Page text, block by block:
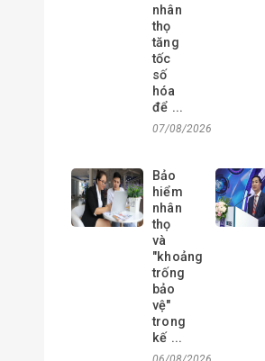
nhân
thọ
tăng
tốc
số
hóa
để ...
07/08/2026
Bảo
hiểm
nhân
thọ
và
"khoảng
trống
bảo
vệ"
trong
kế ...